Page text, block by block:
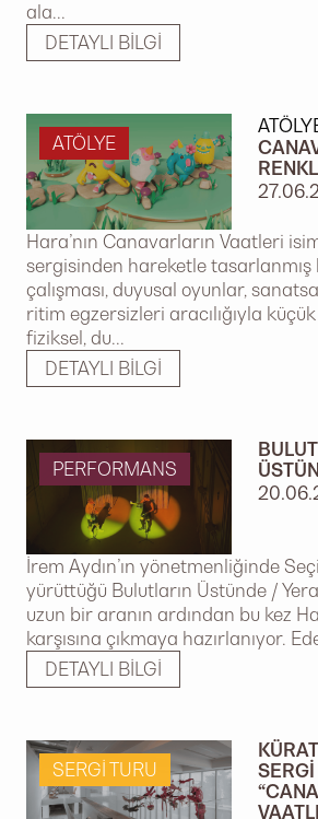
ala...
DETAYLI BILGI
ATÖLYE
Hara’nın Canavarların Vaatleri
sergisinden hareketle tasarlanmış
çalışması, duyusal oyunlar,
ritim egzersizleri aracılığıyla
fiziksel, du...
DETAYLI BILGI
PERFORMANS
İrem Aydın’ın yönetmenliğinde
yürüttüğü Bulutların Üstünde /
uzun bir aranın ardından bu kez
karşısına çıkmaya hazırlanıyor.
DETAYLI BILGI
SERGI TURU